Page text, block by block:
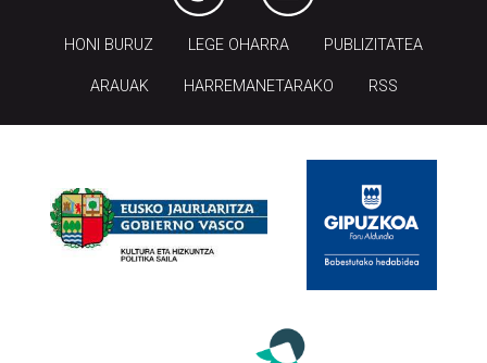
HONI BURUZ LEGE OHARRA PUBLIZITATEA
ARAUAK HARREMANETARAKO RSS